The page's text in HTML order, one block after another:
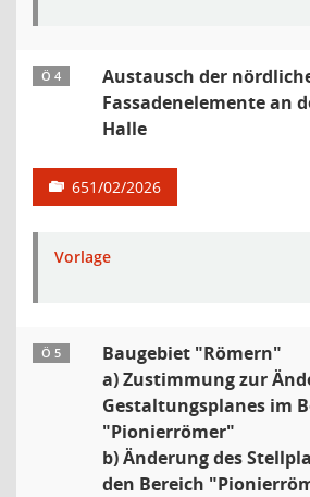
Ö 4
Austausch der
Fassadenelemente an
Halle
651/02/2026
Vorlage
Ö 5
Baugebiet "Römern"
a) Zustimmung zur
Gestaltungsplanes im
"Pionierrömer"
b) Änderung des
den Bereich